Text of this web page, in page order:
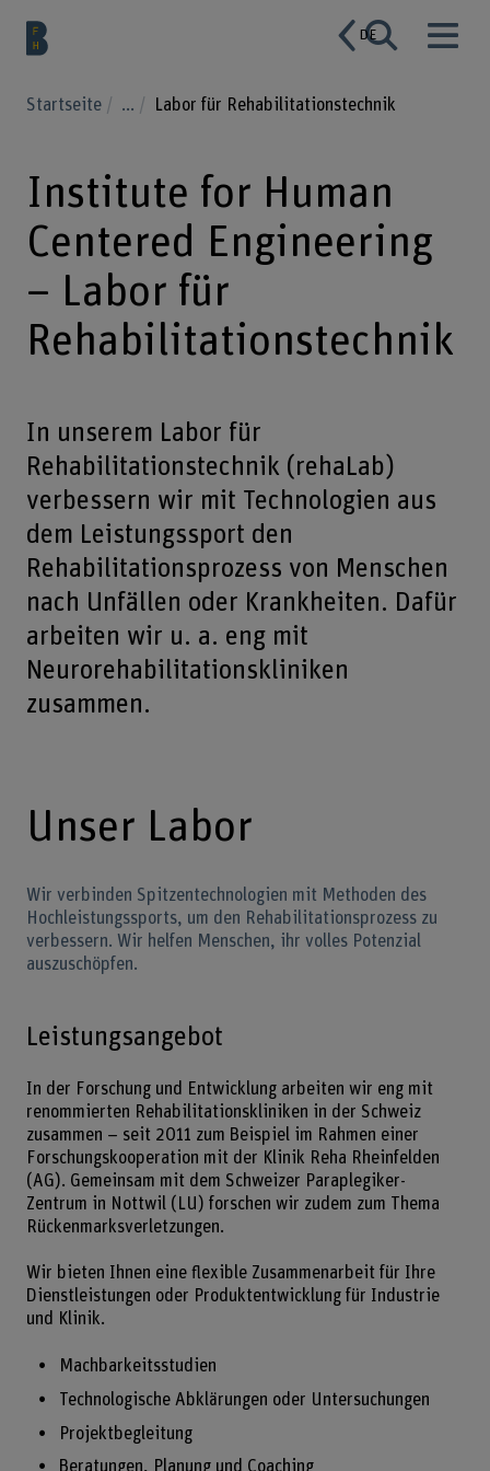
DE
Startseite ... Labor für Rehabilitationstechnik
Institute for Human
Centered Engineering
– Labor für
Rehabilitationstechnik
In unserem Labor für
Rehabilitationstechnik (rehaLab)
verbessern wir mit Technologien aus
dem Leistungssport den
Rehabilitationsprozess von Menschen
nach Unfällen oder Krankheiten. Dafür
arbeiten wir u. a. eng mit
Neurorehabilitationskliniken
zusammen.
Unser Labor
Wir verbinden Spitzentechnologien mit Methoden des
Hochleistungssports, um den Rehabilitationsprozess zu
verbessern. Wir helfen Menschen, ihr volles Potenzial
auszuschöpfen.
Leistungsangebot
In der Forschung und Entwicklung arbeiten wir eng mit
renommierten Rehabilitationskliniken in der Schweiz
zusammen – seit 2011 zum Beispiel im Rahmen einer
Forschungskooperation mit der Klinik Reha Rheinfelden
(AG). Gemeinsam mit dem Schweizer Paraplegiker-
Zentrum in Nottwil (LU) forschen wir zudem zum Thema
Rückenmarksverletzungen.
Wir bieten Ihnen eine flexible Zusammenarbeit für Ihre
Dienstleistungen oder Produktentwicklung für Industrie
und Klinik.
Machbarkeitsstudien
Technologische Abklärungen oder Untersuchungen
Projektbegleitung
Beratungen, Planung und Coaching